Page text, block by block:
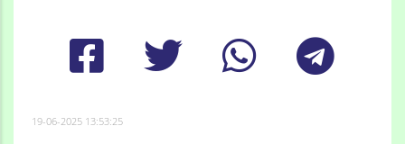
19-06-2025 13:53:25